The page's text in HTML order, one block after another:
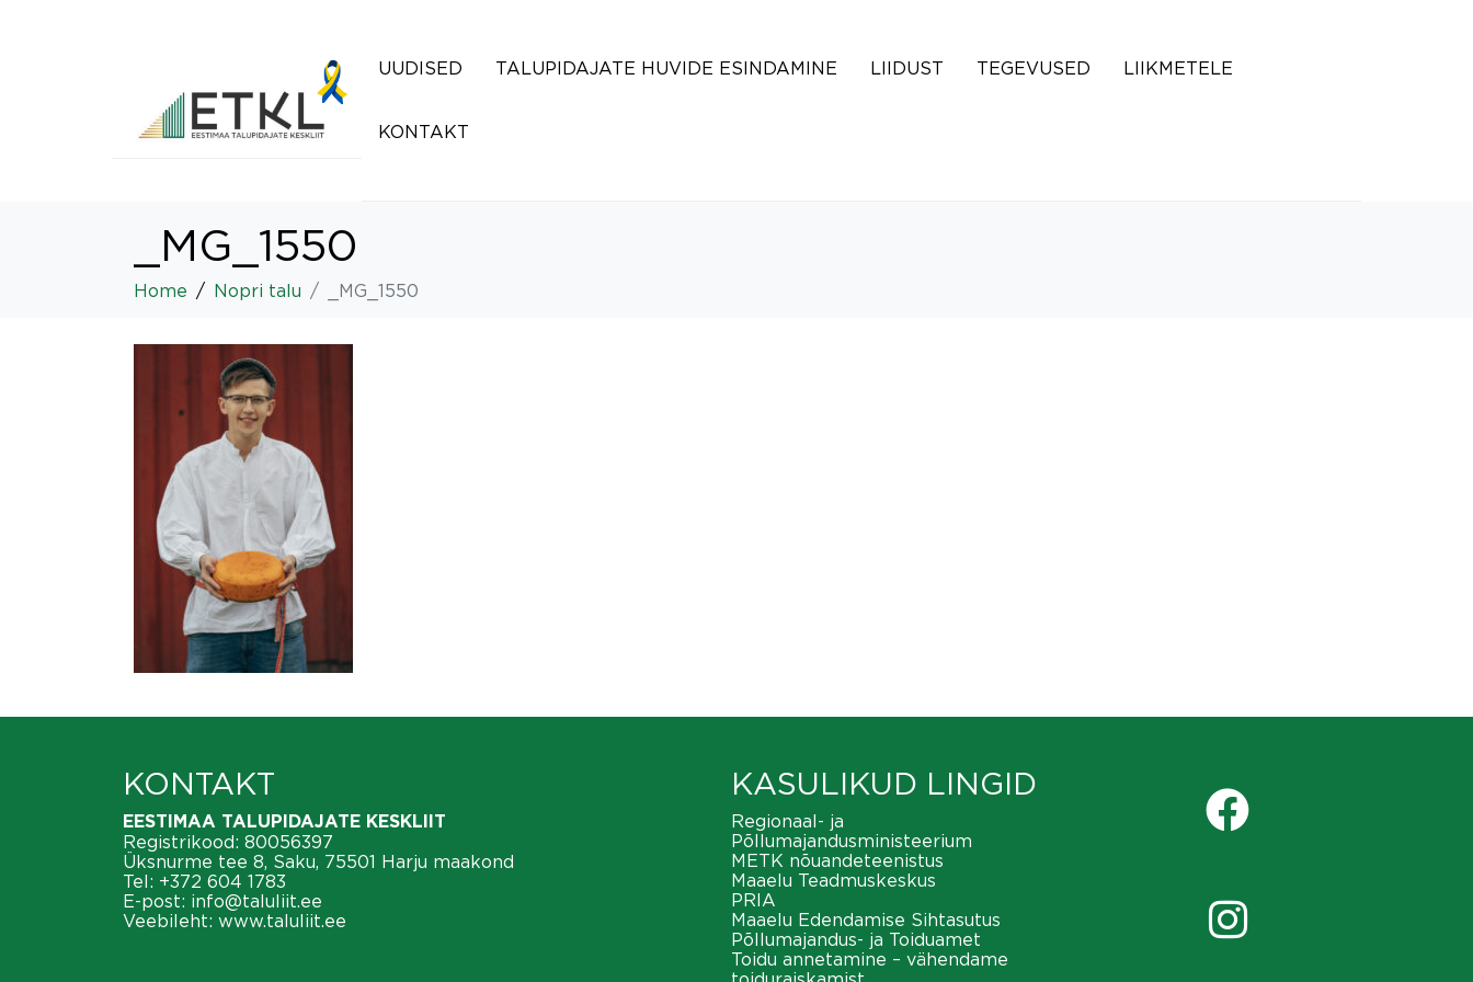
UUDISED TALUPIDAJATE HUVIDE ESINDAMINE LIIDUST TEGEVUSED LIIKMETELE
KONTAKT
_MG_1550
Home Nopri talu _MG_1550
KONTAKT
EESTIMAA TALUPIDAJATE KESKLIIT
Registrikood: 80056397
Üksnurme tee 8, Saku, 75501 Harju maakond
Tel: +372 604 1783
E-post: info@taluliit.ee
Veebileht: www.taluliit.ee
KASULIKUD LINGID
Regionaal- ja
Põllumajandusministeerium
METK nõuandeteenistus
Maaelu Teadmuskeskus
PRIA
Maaelu Edendamise Sihtasutus
Põllumajandus- ja Toiduamet
Toidu annetamine – vähendame